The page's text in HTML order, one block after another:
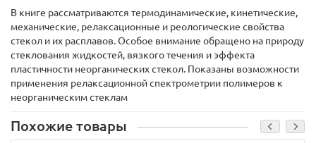
В книге рассматриваются термодинамические, кинетические,
механические, релаксационные и реологические свойства
стекол и их расплавов. Особое внимание обращено на природу
стеклования жидкостей, вязкого течения и эффекта
пластичности неорганических стекол. Показаны возможности
применения релаксационной спектрометрии полимеров к
неорганическим стеклам
Похожие товары